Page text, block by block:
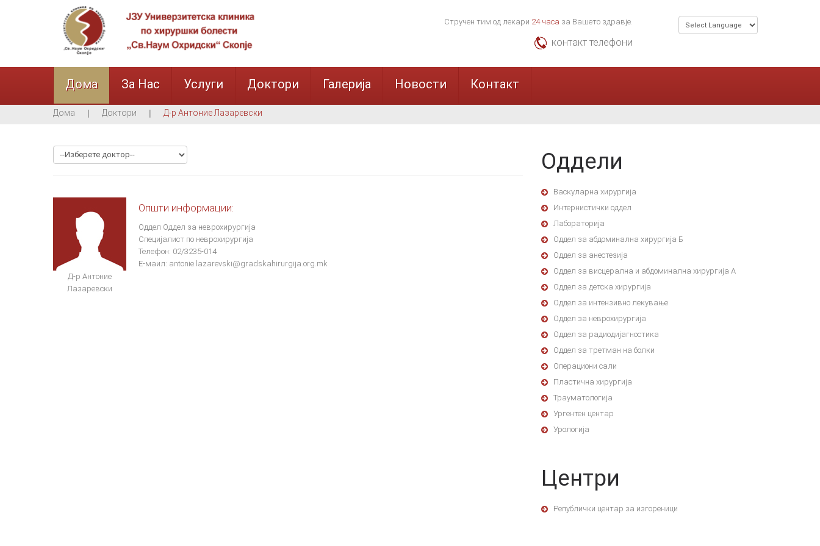
Стручен тим од лекари 24 часа за Вашето здравје.
контакт телефони
Дома За Нас Услуги Доктори Галерија Новости Контакт
Дома Доктори Д-р Антоние Лазаревски
Д-р Антоние
Лазаревски
Општи информации:
Оддел Оддел за неврохирургија
Специјалист по неврохирургија
Телефон: 02/3235-014
Е-маил: antonie.lazarevski@gradskahirurgija.org.mk
Оддели
Васкуларна хирургија
Интернистички оддел
Лабораторија
Оддел за абдоминална хирургија Б
Оддел за анестезија
Оддел за висцерална и абдоминална хирургија А
Оддел за детска хирургија
Оддел за интензивно лекување
Оддел за неврохирургија
Оддел за радиодијагностика
Оддел за третман на болки
Операциони сали
Пластична хирургија
Трауматологија
Ургентен центар
Урологија
Центри
Републички центар за изгореници